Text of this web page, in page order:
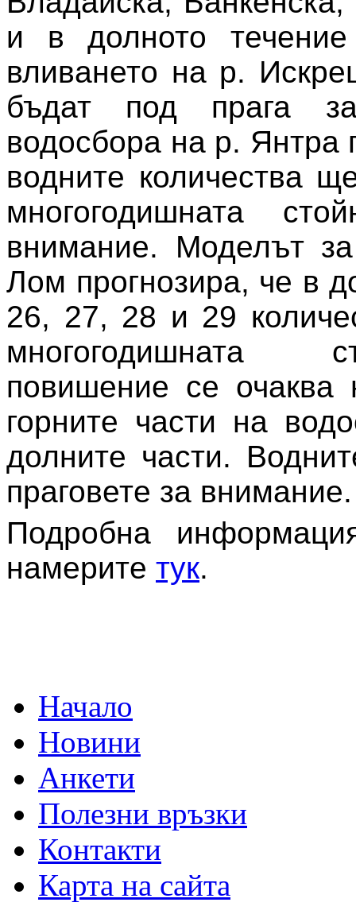
и в долното
вливането на р.
бъдат под прага
водосбора на р. Янтра
водните количества
многогодишната
внимание. Моделът
Лом прогнозира, че в
26, 27, 28 и 29
многогодишната
повишение се
горните части на
долните части.
праговете за внимание.
Подробна
намерите тук.
Начало
Новини
Анкети
Полезни връзки
Контакти
Карта на сайта